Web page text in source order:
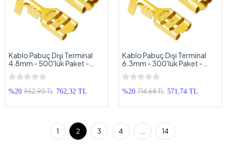
Kablo Pabuç Dişi Terminal
4.8mm - 500'lük Paket -
Orta Boy Hoparlör Pabucu -
4.8 mm Dişi Terminal - 500
Adet
%20 952,90 TL 762,32 TL
Kablo Pabuç Dişi Terminal
6.3mm - 300'lük Paket -
Büyük Boy Hoparlör Pabucu
- 6.3 mm Dişi Terminal - 300
Adet
%20 714,68 TL 571,74 TL
1 2 3 4 14